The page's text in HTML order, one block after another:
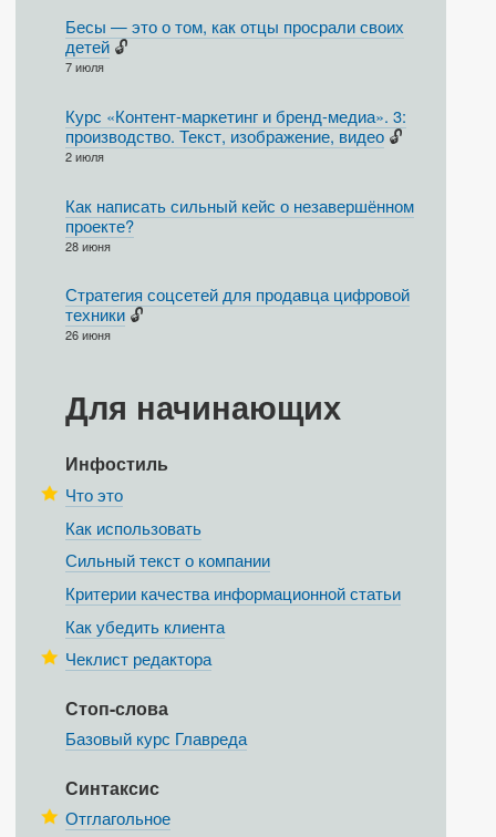
Бесы — это о том, как отцы просрали своих
детей🔓
7 июля
Курс «Контент-маркетинг и бренд-медиа». 3:
производство. Текст, изображение, видео🔓
2 июля
Как написать сильный кейс о незавершённом
проекте?
28 июня
Стратегия соцсетей для продавца цифровой
техники🔓
26 июня
Для начинающих
Инфостиль
Что это
Как использовать
Сильный текст о компании
Критерии качества информационной статьи
Как убедить клиента
Чеклист редактора
Стоп-слова
Базовый курс Главреда
Синтаксис
Отглагольное